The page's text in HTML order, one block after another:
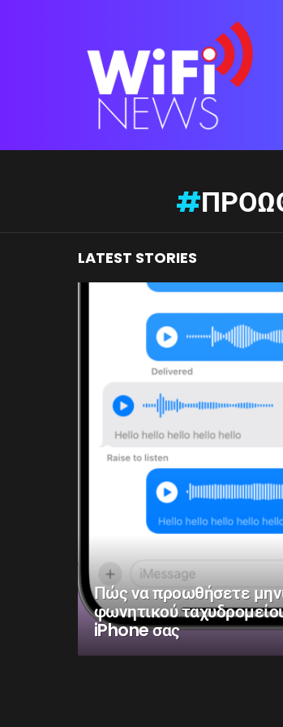
LATEST STORIES
Πώς να προωθήσετε
φωνητικού
iPhone σας